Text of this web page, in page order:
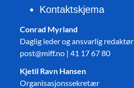
Kontaktskjema
Conrad Myrland
Daglig leder og ansvarlig redaktør
post@miff.no | 41 17 67 80
Kjetil Ravn Hansen
Organisasjonssekretær